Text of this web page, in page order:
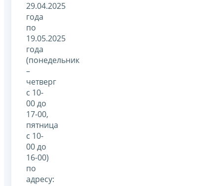
29.04.2025
года
по
19.05.2025
года
(понедельник
–
четверг
с 10-
00 до
17-00,
пятница
с 10-
00 до
16-00)
по
адресу: